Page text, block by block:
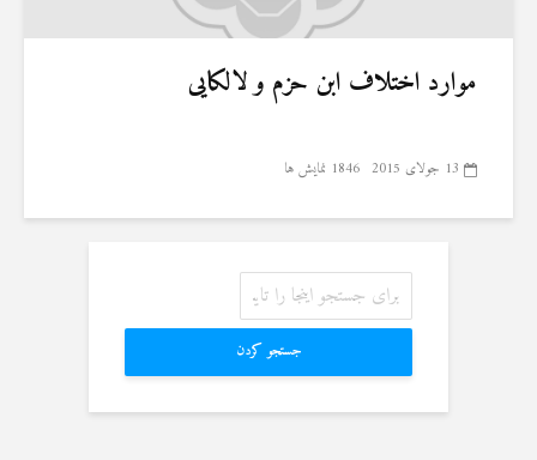
موارد اختلاف ابن حزم و لالکایی
13 جولای 2015 1846 نمایش ها
جستجو کردن